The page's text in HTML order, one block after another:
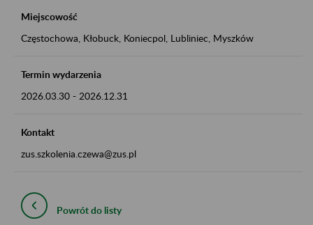
Miejscowość
Częstochowa, Kłobuck, Koniecpol, Lubliniec, Myszków
Termin wydarzenia
2026.03.30 - 2026.12.31
Kontakt
zus.szkolenia.czewa@zus.pl
Powrót do listy